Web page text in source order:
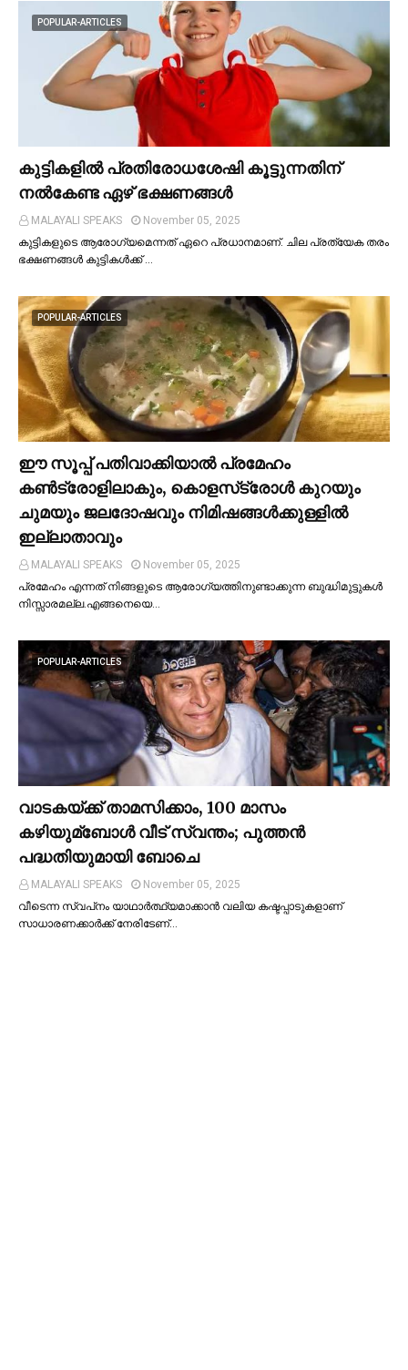
POPULAR-ARTICLES
കുട്ടികളില്‍ പ്രതിരോധശേഷി കൂട്ടുന്നതിന്
നല്‍കേണ്ട ഏഴ് ഭക്ഷണങ്ങള്‍
MALAYALI SPEAKS
November 05, 2025
കുട്ടികളുടെ ആരോഗ്യമെന്നത് ഏറെ പ്രധാനമാണ്. ചില പ്രത്യേക തരം
ഭക്ഷണങ്ങള്‍ കുട്ടികള്‍ക്ക് …
POPULAR-ARTICLES
ഈ സൂപ്പ് പതിവാക്കിയാല്‍ പ്രമേഹം
കണ്‍ട്രോളിലാകും, കൊളസ്‌ട്രോള്‍ കുറയും
ചുമയും ജലദോഷവും നിമിഷങ്ങള്‍ക്കുള്ളില്‍
ഇല്ലാതാവും
MALAYALI SPEAKS
November 05, 2025
പ്രമേഹം എന്നത് നിങ്ങളുടെ ആരോഗ്യത്തിനുണ്ടാക്കുന്ന ബുദ്ധിമുട്ടുകള്‍
നിസ്സാരമല്ല.എങ്ങനെയെ…
POPULAR-ARTICLES
വാടകയ്ക്ക് താമസിക്കാം, 100 മാസം
കഴിയുമ്ബോള്‍ വീട് സ്വന്തം; പുത്തന്‍
പദ്ധതിയുമായി ബോചെ
MALAYALI SPEAKS
November 05, 2025
വീടെന്ന സ്വപ്‌നം യാഥാര്‍ത്ഥ്യമാക്കാന്‍ വലിയ കഷ്ടപ്പാടുകളാണ്
സാധാരണക്കാര്‍ക്ക് നേരിടേണ്…